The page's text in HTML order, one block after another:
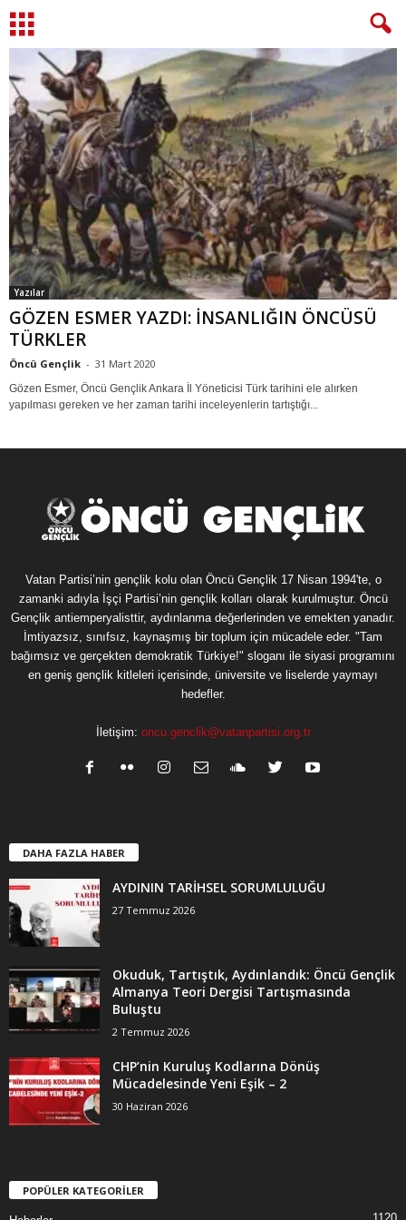
Yazılar
GÖZEN ESMER YAZDI: İNSANLIĞIN ÖNCÜSÜ
TÜRKLER
Öncü Gençlik - 31 Mart 2020
Gözen Esmer, Öncü Gençlik Ankara İl Yöneticisi Türk tarihini ele alırken
yapılması gereken ve her zaman tarihi inceleyenlerin tartıştığı...
Vatan Partisi’nin gençlik kolu olan Öncü Gençlik 17 Nisan 1994'te, o
zamanki adıyla İşçi Partisi’nin gençlik kolları olarak kurulmuştur. Öncü
Gençlik antiemperyalisttir, aydınlanma değerlerinden ve emekten yanadır.
İmtiyazsız, sınıfsız, kaynaşmış bir toplum için mücadele eder. "Tam
bağımsız ve gerçekten demokratik Türkiye!" sloganı ile siyasi programını
en geniş gençlik kitleleri içerisinde, üniversite ve liselerde yaymayı
hedefler.
İletişim: oncu.genclik@vatanpartisi.org.tr
DAHA FAZLA HABER
AYDININ TARİHSEL SORUMLULUĞU
27 Temmuz 2026
Okuduk, Tartıştık, Aydınlandık: Öncü Gençlik
Almanya Teori Dergisi Tartışmasında
Buluştu
2 Temmuz 2026
CHP’nin Kuruluş Kodlarına Dönüş
Mücadelesinde Yeni Eşik – 2
30 Haziran 2026
POPÜLER KATEGORİLER